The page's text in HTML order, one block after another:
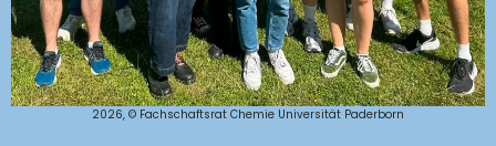
2026, © Fachschaftsrat Chemie Universität Paderborn